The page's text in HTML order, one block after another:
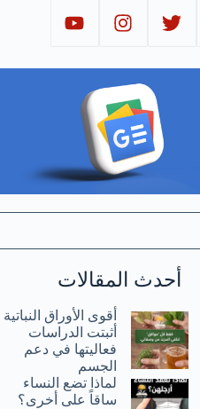
أحدث المقالات
أقوى الأوراق النباتية
أثبتت الدراسات
فعاليتها في دعم
الجسم
لماذا تضع النساء
ساقاً على أخرى؟